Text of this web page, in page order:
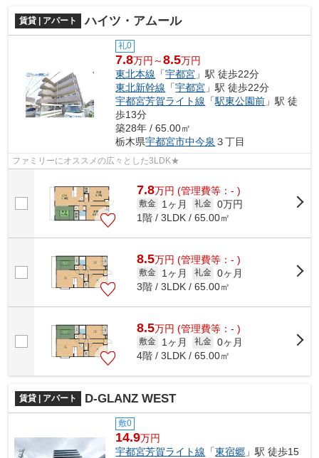
賃貸 | アパート ハイツ・アムール
礼0
7.8万円～8.5万円
東北本線 「宇都宮 」駅 徒歩22分
東北新幹線 「宇都宮 」駅 徒歩22分
宇都宮芳賀ライト線 「駅東公園前 」駅 徒
歩13分
築28年 / 65.00㎡
栃木県宇都宮市中今泉 ３丁目
ファミリーにオススメの広々とした3LDK★
7.8万円 (管理費等：- )
敷金 1ヶ月 礼金 0万円
1階 / 3LDK / 65.00㎡
8.5万円 (管理費等：- )
敷金 1ヶ月 礼金 0ヶ月
3階 / 3LDK / 65.00㎡
8.5万円 (管理費等：- )
敷金 1ヶ月 礼金 0ヶ月
4階 / 3LDK / 65.00㎡
賃貸 | アパート D-GLANZ WEST
敷0
14.9万円
宇都宮芳賀ライト線 「東宿郷 」駅 徒歩15